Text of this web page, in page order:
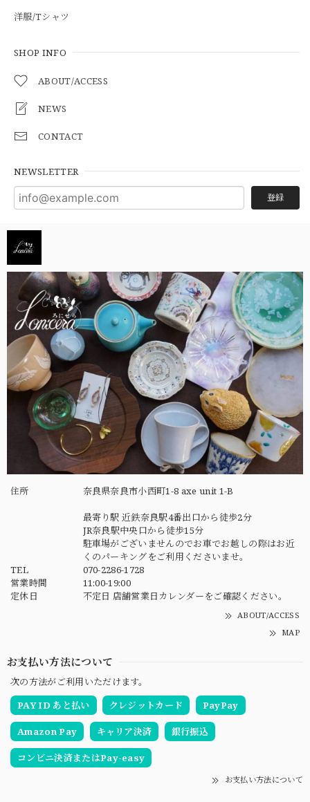
洋服/Tシャツ
SHOP INFO
ABOUT/ACCESS
NEWS
CONTACT
NEWSLETTER
登録
住所 奈良県奈良市小西町1-8 axe unit 1-B
最寄り駅 近鉄奈良駅4番出口から徒歩2分
JR奈良駅中央口から徒歩15分
駐車場がございませんのでお車でお越しの際はお近
くのパーキングをご利用くださいませ。
TEL
070-2286-1728
営業時間
11:00-19:00
定休日
不定日 店舗営業日カレンダーをご確認ください。
ABOUT/ACCESS
MAP
お支払い方法について
次の方法がご利用いただけます。
PAY ID あと払い
クレジットカード PayPay
Amazon Pay キャリア決済 銀行振込
コンビニ決済またはPay-easy
お支払い方法について